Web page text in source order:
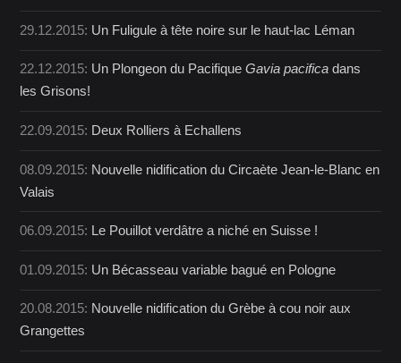
29.12.2015: Un Fuligule à tête noire sur le haut-lac Léman
22.12.2015: Un Plongeon du PacifiqueGavia pacifica dans
les Grisons!
22.09.2015: Deux Rolliers à Echallens
08.09.2015: Nouvelle nidification du Circaète Jean-le-Blanc en
Valais
06.09.2015: Le Pouillot verdâtre a niché en Suisse !
01.09.2015: Un Bécasseau variable bagué en Pologne
20.08.2015: Nouvelle nidification du Grèbe à cou noir aux
Grangettes